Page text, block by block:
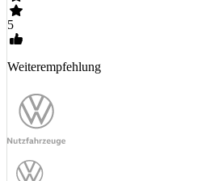
5
Weiterempfehlung